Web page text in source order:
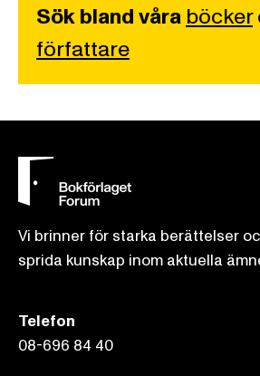
Sök bland våra böcker
författare
Vi brinner för starka berättelser
sprida kunskap inom aktuella
Telefon
08-696 84 40